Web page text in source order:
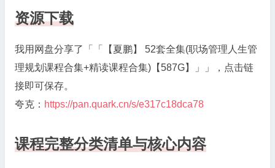
资源下载
我用网盘分享了「「【夏鹏】 52套全集(职场管理人生管
理规划课程合集+精读课程合集)【587G】」」，点击链
接即可保存。
夸克： https://pan.quark.cn/s/e317c18dca78
课程完整分类清单与核心内容